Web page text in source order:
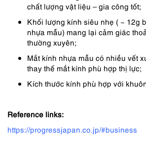
chất lượng vật liệu – gia công tốt;
Khối lượng kính siêu nhẹ ( ~ 12g
nhựa mẫu) mang lại cảm giác
thường xuyên;
Mắt kính nhựa mẫu có nhiều vết
thay thế mắt kính phù hợp thị lực;
Kích thước kính phù hợp với
Reference links:
https://progressjapan.co.jp/#business